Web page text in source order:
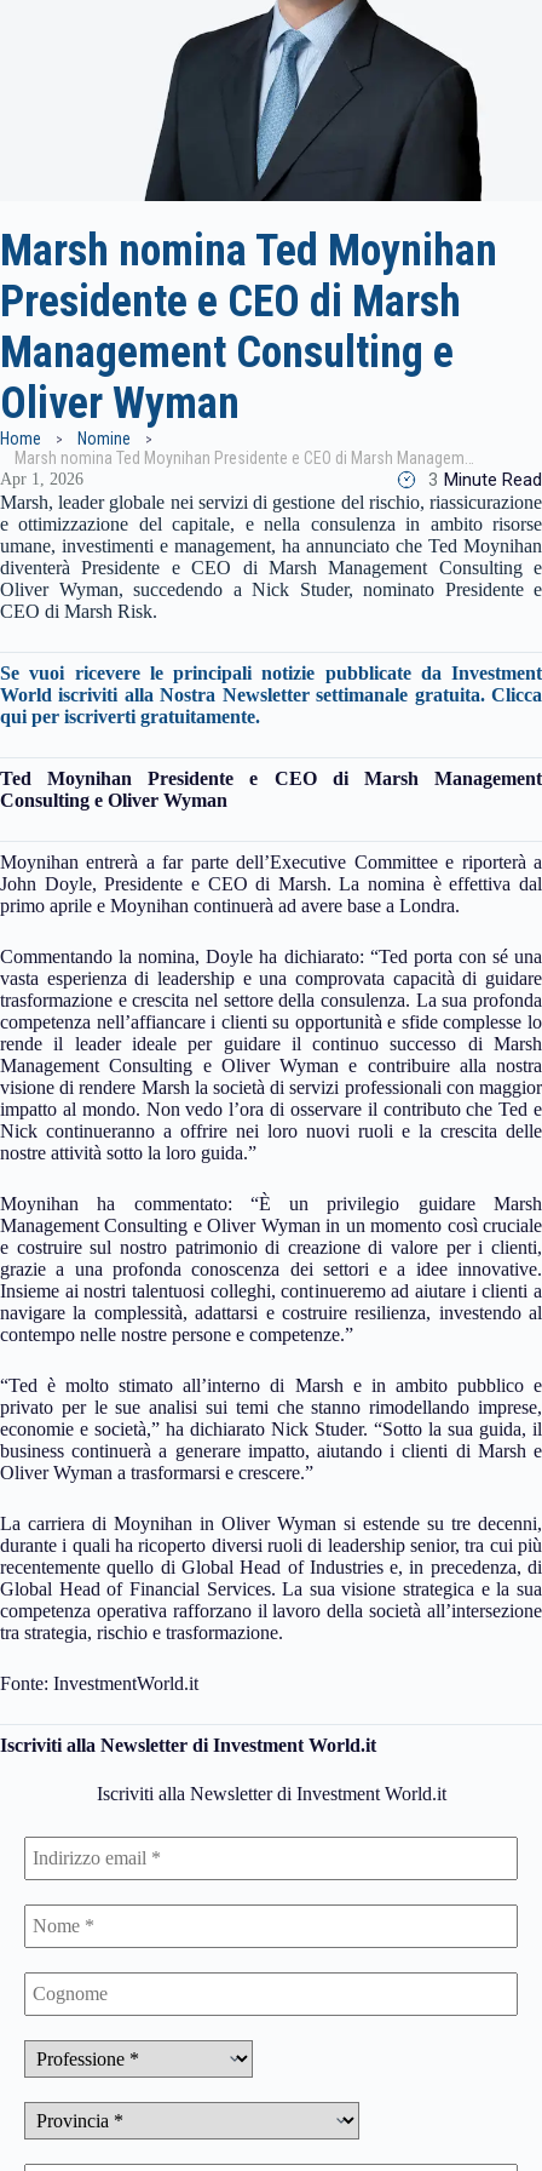
Marsh nomina Ted Moynihan
Presidente e CEO di Marsh
Management Consulting e
Oliver Wyman
Home
Nomine
Apr 1, 2026 3 Minute Read
Marsh, leader globale nei servizi di gestione del rischio, riassicurazione
e ottimizzazione del capitale, e nella consulenza in ambito risorse
umane, investimenti e management, ha annunciato che Ted Moynihan
diventerà Presidente e CEO di Marsh Management Consulting e
Oliver Wyman, succedendo a Nick Studer, nominato Presidente e
CEO di Marsh Risk.
Se vuoi ricevere le principali notizie pubblicate da Investment
World iscriviti alla Nostra Newsletter settimanale gratuita.Clicca
qui per iscriverti gratuitamente.
Ted Moynihan Presidente e CEO di Marsh Management
Consulting e Oliver Wyman
Moynihan entrerà a far parte dell’Executive Committee e riporterà a
John Doyle, Presidente e CEO di Marsh. La nomina è effettiva dal
primo aprile e Moynihan continuerà ad avere base a Londra.
Commentando la nomina, Doyle ha dichiarato: “Ted porta con sé una
vasta esperienza di leadership e una comprovata capacità di guidare
trasformazione e crescita nel settore della consulenza. La sua profonda
competenza nell’affiancare i clienti su opportunità e sfide complesse lo
rende il leader ideale per guidare il continuo successo di Marsh
Management Consulting e Oliver Wyman e contribuire alla nostra
visione di rendere Marsh la società di servizi professionali con maggior
impatto al mondo. Non vedo l’ora di osservare il contributo che Ted e
Nick continueranno a offrire nei loro nuovi ruoli e la crescita delle
nostre attività sotto la loro guida.”
Moynihan ha commentato: “È un privilegio guidare Marsh
Management Consulting e Oliver Wyman in un momento così cruciale
e costruire sul nostro patrimonio di creazione di valore per i clienti,
grazie a una profonda conoscenza dei settori e a idee innovative.
Insieme ai nostri talentuosi colleghi, continueremo ad aiutare i clienti a
navigare la complessità, adattarsi e costruire resilienza, investendo al
contempo nelle nostre persone e competenze.”
“Ted è molto stimato all’interno di Marsh e in ambito pubblico e
privato per le sue analisi sui temi che stanno rimodellando imprese,
economie e società,” ha dichiarato Nick Studer. “Sotto la sua guida, il
business continuerà a generare impatto, aiutando i clienti di Marsh e
Oliver Wyman a trasformarsi e crescere.”
La carriera di Moynihan in Oliver Wyman si estende su tre decenni,
durante i quali ha ricoperto diversi ruoli di leadership senior, tra cui più
recentemente quello di Global Head of Industries e, in precedenza, di
Global Head of Financial Services. La sua visione strategica e la sua
competenza operativa rafforzano il lavoro della società all’intersezione
tra strategia, rischio e trasformazione.
Fonte: InvestmentWorld.it
Iscriviti alla Newsletter di Investment World.it
Iscriviti alla Newsletter di Investment World.it